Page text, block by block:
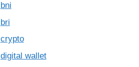
bni
bri
crypto
digital wallet